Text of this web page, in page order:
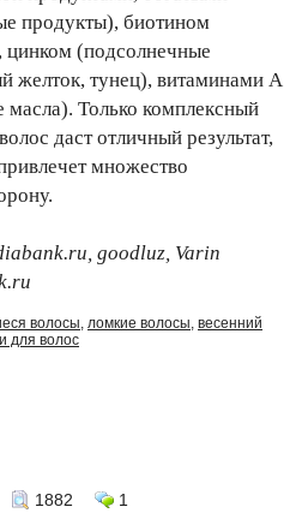
продукты), биотином
(подсолнечные
желток, тунец), витаминами А
масла). Только комплексный
даст отличный результат,
множество
goodluz, Varin
волосы, ломкие волосы, весенний
для волос
1882 1